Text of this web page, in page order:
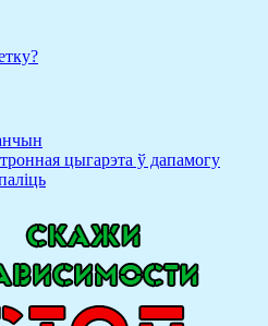
цыгарэта ў дапамогу